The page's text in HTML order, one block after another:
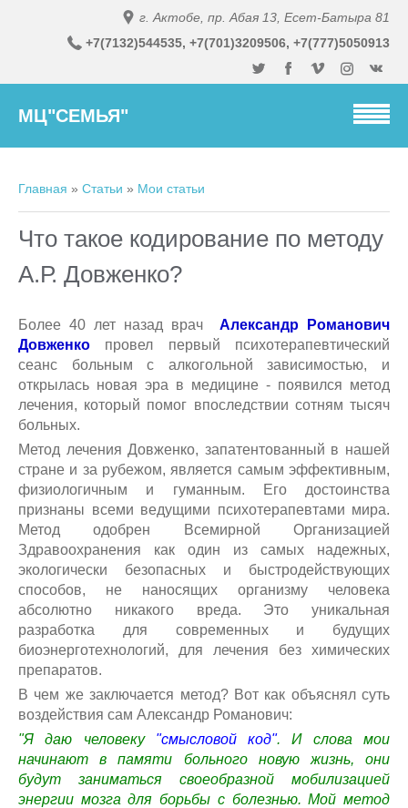
г. Актобе, пр. Абая 13, Есет-Батыра 81
+7(7132)544535, +7(701)3209506, +7(777)5050913
МЦ"СЕМЬЯ"
Главная » Статьи » Мои статьи
Что такое кодирование по методу
А.Р. Довженко?
Более 40 лет назад врач Александр Романович
Довженко
провел первый психотерапевтический
сеанс больным с алкогольной зависимостью, и
открылась новая эра в медицине - появился метод
лечения, который помог впоследствии сотням тысяч
больных.
Метод лечения Довженко, запатентованный в нашей
стране и за рубежом, является самым эффективным,
физиологичным и гуманным. Его достоинства
признаны всеми ведущими психотерапевтами мира.
Метод одобрен Всемирной Организацией
Здравоохранения как один из самых надежных,
экологически безопасных и быстродействующих
способов, не наносящих организму человека
абсолютно никакого вреда. Это уникальная
разработка для современных и будущих
биоэнерготехнологий, для лечения без химических
препаратов.
В чем же заключается метод? Вот как объяснял суть
воздействия сам Александр Романович:
"Я даю человеку
"смысловой код". И слова мои
начинают в памяти больного новую жизнь, они
будут заниматься своеобразной мобилизацией
энергии мозга для борьбы с болезнью.Мой метод